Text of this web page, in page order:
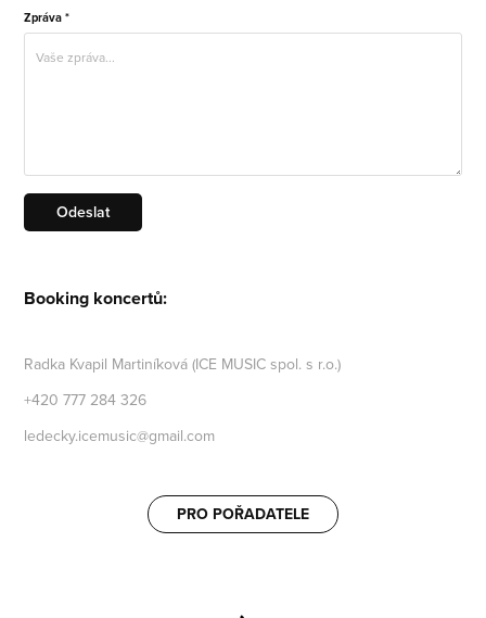
Zpráva *
Odeslat
Booking koncertů:
Radka Kvapil Martiníková (ICE MUSIC spol. s r.o.)
+420 777 284 326
ledecky.icemusic@gmail.com
PRO POŘADATELE